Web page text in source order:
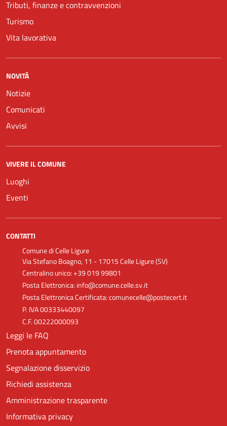
Tributi, finanze e contravvenzioni
Turismo
Vita lavorativa
NOVITÀ
Notizie
Comunicati
Avvisi
VIVERE IL COMUNE
Luoghi
Eventi
CONTATTI
Comune di Celle Ligure
Via Stefano Boagno, 11 - 17015 Celle Ligure (SV)
Centralino unico: +39 019 99801
Posta Elettronica: info@comune.celle.sv.it
Posta Elettronica Certificata: comunecelle@postecert.it
P. IVA 00333440097
C.F. 00222000093
Leggi le FAQ
Prenota appuntamento
Segnalazione disservizio
Richiedi assistenza
Amministrazione trasparente
Informativa privacy